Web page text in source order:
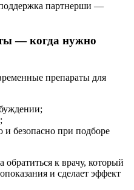
партнерши —
— когда нужно
препараты для
и безопасно при подборе
к врачу, который
и сделает эффект